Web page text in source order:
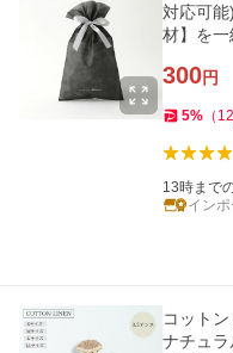
対応可
材】を
300円
5% （ 12
13時まで
イン
コット
ナチュ